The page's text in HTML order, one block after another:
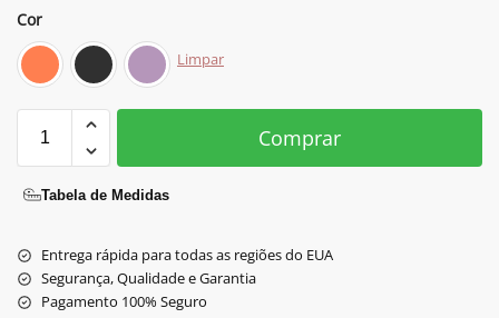
Cor
Limpar
Comprar
Tabela de Medidas
Entrega rápida para todas as regiões do EUA
Segurança, Qualidade e Garantia
Pagamento 100% Seguro